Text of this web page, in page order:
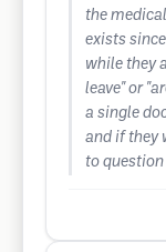
the
exists
while they
leave" or
a single
and if they
to